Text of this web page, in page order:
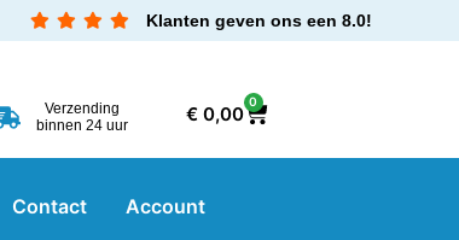
Klanten geven ons een 8.0!
Verzending
binnen 24 uur
€0,00
0
Contact Account